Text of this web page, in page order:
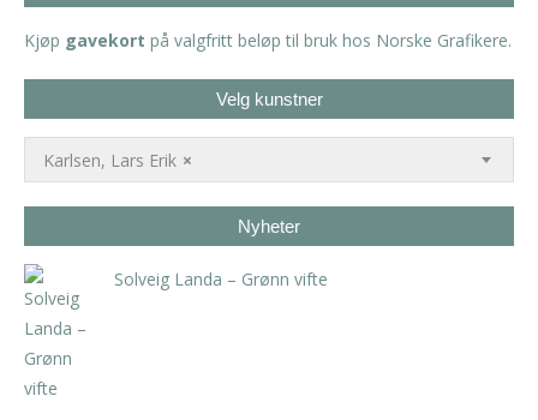
Kjøp gavekort på valgfritt beløp til bruk hos Norske Grafikere.
Velg kunstner
×
Karlsen, Lars Erik
Nyheter
Solveig Landa – Grønn vifte